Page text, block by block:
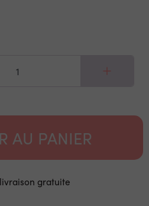
AU PANIER
gratuite